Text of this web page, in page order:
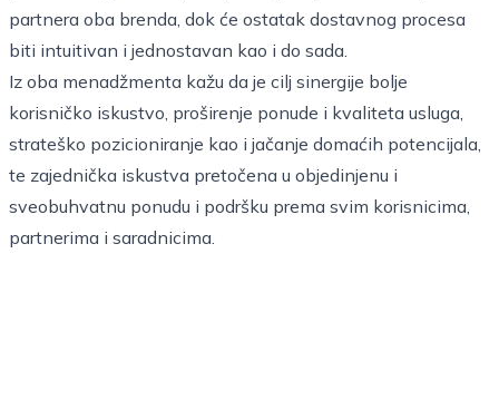
partnera oba brenda, dok će ostatak dostavnog procesa
biti intuitivan i jednostavan kao i do sada.
Iz oba menadžmenta kažu da je cilj sinergije bolje
korisničko iskustvo, proširenje ponude i kvaliteta usluga,
strateško pozicioniranje kao i jačanje domaćih potencijala,
te zajednička iskustva pretočena u objedinjenu i
sveobuhvatnu ponudu i podršku prema svim korisnicima,
partnerima i saradnicima.